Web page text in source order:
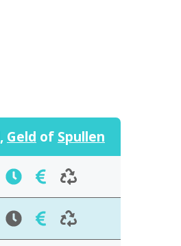
, Geld of Spullen